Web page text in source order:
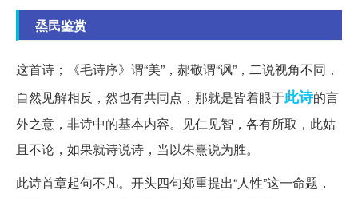
烝民鉴赏
这首诗；《毛诗序》谓“美”，郝敬谓“讽”，二说视角不同，
自然见解相反，然也有共同点，那就是皆着眼于此诗的言
外之意，非诗中的基本内容。见仁见智，各有所取，此姑
且不论，如果就诗说诗，当以朱熹说为胜。
此诗首章起句不凡。开头四句郑重提出“人性”这一命题，